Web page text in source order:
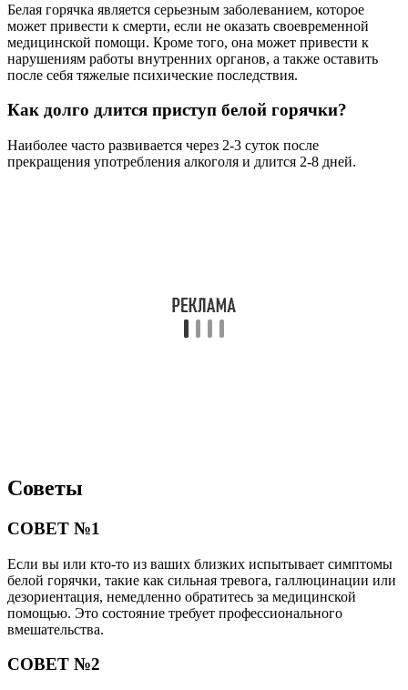
Белая горячка является серьезным заболеванием, которое
может привести к смерти, если не оказать своевременной
медицинской помощи. Кроме того, она может привести к
нарушениям работы внутренних органов, а также оставить
после себя тяжелые психические последствия.
Как долго длится приступ белой горячки?
Наиболее часто развивается через 2-3 суток после
прекращения употребления алкоголя и длится 2-8 дней.
Советы
СОВЕТ №1
Если вы или кто-то из ваших близких испытывает симптомы
белой горячки, такие как сильная тревога, галлюцинации или
дезориентация, немедленно обратитесь за медицинской
помощью. Это состояние требует профессионального
вмешательства.
СОВЕТ №2